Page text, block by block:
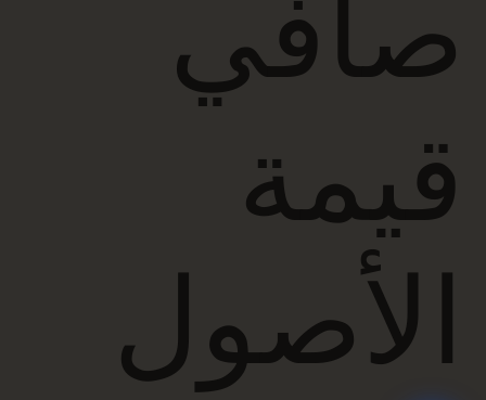
صافي
قيمة
الأصول